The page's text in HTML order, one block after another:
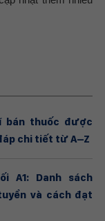
bán thuốc được
chi tiết từ A–Z
A1: Danh sách
và cách đạt